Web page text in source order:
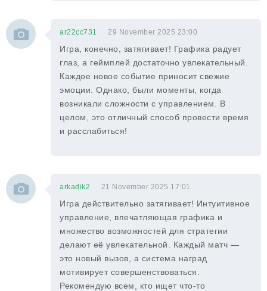
ar22cc731 29 November 2025 23:00
Игра, конечно, затягивает! Графика радует
глаз, а геймплей достаточно увлекательный.
Каждое новое событие приносит свежие
эмоции. Однако, были моменты, когда
возникали сложности с управлением. В
целом, это отличный способ провести время
и расслабиться!
arkadik2 21 November 2025 17:01
Игра действительно затягивает! Интуитивное
управление, впечатляющая графика и
множество возможностей для стратегии
делают её увлекательной. Каждый матч —
это новый вызов, а система наград
мотивирует совершенствоваться.
Рекомендую всем, кто ищет что-то